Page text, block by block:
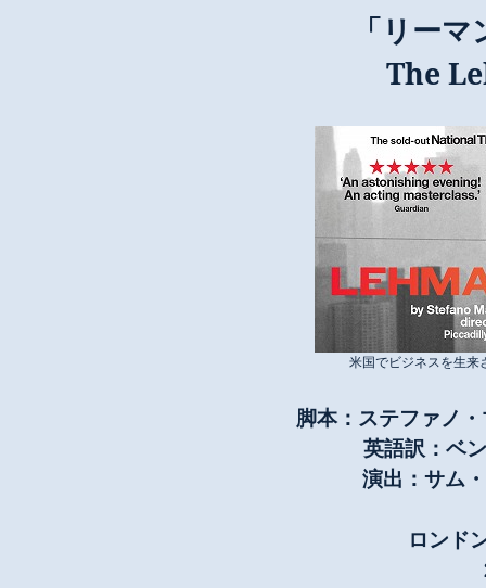
「リー
The
米国でビジネスを生来
脚本：ステファノ
英語訳：ベ
演出：サム
ロンド